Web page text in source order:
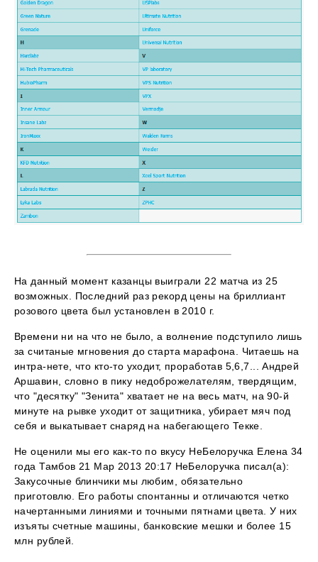
На данный момент казанцы выиграли 22 матча из 25
возможных. Последний раз рекорд цены на бриллиант
розового цвета был установлен в 2010 г.
Времени ни на что не было, а волнение подступило лишь
за считаные мгновения до старта марафона. Читаешь на
интра-нете, что кто-то уходит, проработав 5,6,7... Андрей
Аршавин, словно в пику недоброжелателям, твердящим,
что "десятку" "Зенита" хватает не на весь матч, на 90-й
минуте на рывке уходит от защитника, убирает мяч под
себя и выкатывает снаряд на набегающего Текке.
Не оценили мы его как-то по вкусу НеБелоручка Елена 34
года Тамбов 21 Мар 2013 20:17 НеБелоручка писал(а):
Закусочные блинчики мы любим, обязательно
приготовлю. Его работы спонтанны и отличаются четко
начертанными линиями и точными пятнами цвета. У них
изъяты счетные машины, банковские мешки и более 15
млн рублей.